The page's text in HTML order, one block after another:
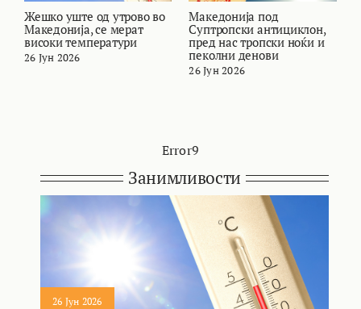
Жешко уште од утрово во
Македонија, се мерат
високи температури
26 Јун 2026
Македонија под
Суптропски антициклон,
пред нас тропски ноќи и
пеколни денови
26 Јун 2026
Error9
Занимливости
26 Јун 2026